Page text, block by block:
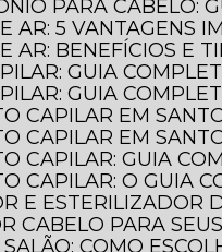
PARA CABELO:
AR: 5 VANTAGENS
AR: BENEFÍCIOS E
GUIA
GUIA
CAPILAR EM
CAPILAR EM
CAPILAR: GUIA
CAPILAR: O GUIA
E ESTERILIZADOR
CABELO PARA
COMO